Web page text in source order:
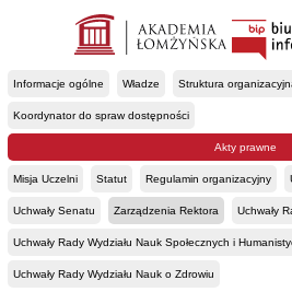
Informacje ogólne Władze Struktura
Koordynator do spraw dostępności
Akty prawne
Misja Uczelni Statut Regulamin organizacyjny
Uchwały Senatu Zarządzenia Rektora Uchwały
Uchwały Rady Wydziału Nauk Społecznych i
Uchwały Rady Wydziału Nauk o Zdrowiu